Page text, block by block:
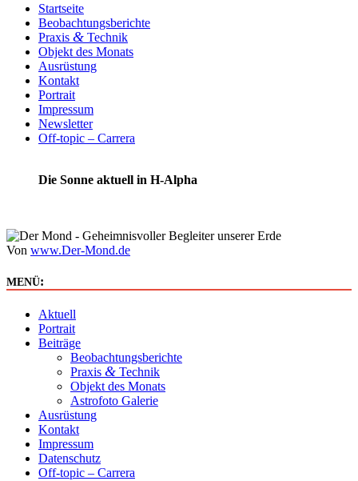
Startseite
Beobachtungsberichte
Praxis & Technik
Objekt des Monats
Ausrüstung
Kontakt
Portrait
Impressum
Newsletter
Off-topic – Carrera
Die Sonne aktuell in H-Alpha
Von www.Der-Mond.de
MENÜ:
Aktuell
Portrait
Beiträge
Beobachtungsberichte
Praxis & Technik
Objekt des Monats
Astrofoto Galerie
Ausrüstung
Kontakt
Impressum
Datenschutz
Off-topic – Carrera